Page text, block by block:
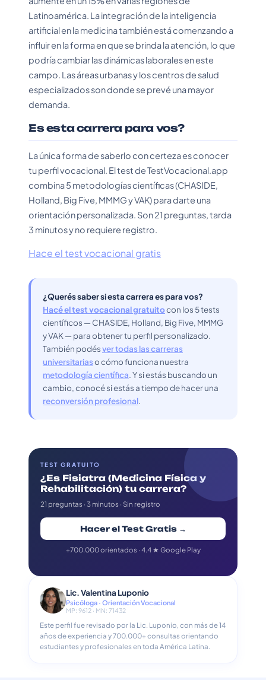
Latinoamérica. La integración de la inteligencia
artificial en la medicina también está comenzando a
influir en la forma en que se brinda la atención, lo que
podría cambiar las dinámicas laborales en este
campo. Las áreas urbanas y los centros de salud
especializados son donde se prevé una mayor
demanda.
Es esta carrera para vos?
La única forma de saberlo con certeza es conocer
tu perfil vocacional. El test de TestVocacional.app
combina 5 metodologías científicas (CHASIDE,
Holland, Big Five, MMMG y VAK) para darte una
orientación personalizada. Son 21 preguntas, tarda
3 minutos y no requiere registro.
Hace el test vocacional gratis
¿Querés saber si esta carrera es para vos?
Hacé el test vocacional gratuitocon los 5 tests
científicos — CHASIDE, Holland, Big Five, MMMG
y VAK — para obtener tu perfil personalizado.
También podésver todas las carreras
universitariaso cómo funciona nuestra
metodología científica. Y si estás buscando un
cambio, conocé si estás a tiempo de hacer una
reconversión profesional.
TEST GRATUITO
¿Es Fisiatra (Medicina Física y
Rehabilitación) tu carrera?
21 preguntas · 3 minutos · Sin registro
Hacer el Test Gratis →
+700.000 orientados · 4.4 ★ Google Play
Lic. Valentina Luponio
Psicóloga · Orientación Vocacional
MP: 9612 · MN: 71432
Este perfil fue revisado por la Lic. Luponio, con más de 14
años de experiencia y 700.000+ consultas orientando
estudiantes y profesionales en toda América Latina.